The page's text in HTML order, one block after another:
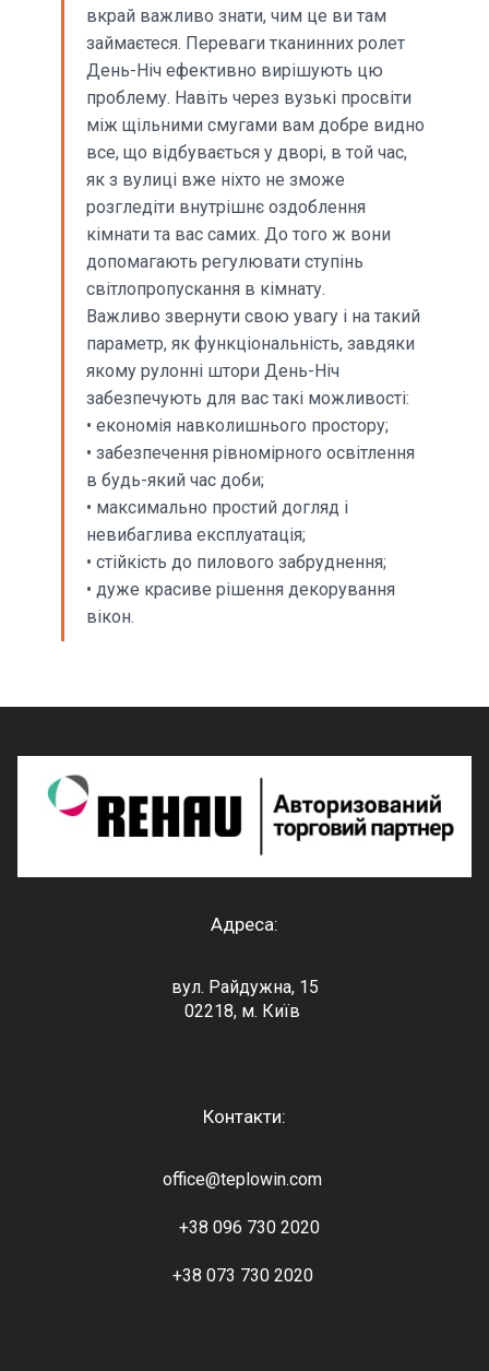
вкрай важливо знати, чим це ви там
займаєтеся. Переваги тканинних ролет
День-Ніч ефективно вирішують цю
проблему. Навіть через вузькі просвіти
між щільними смугами вам добре видно
все, що відбувається у дворі, в той час,
як з вулиці вже ніхто не зможе
розгледіти внутрішнє оздоблення
кімнати та вас самих. До того ж вони
допомагають регулювати ступінь
світлопропускання в кімнату.
Важливо звернути свою увагу і на такий
параметр, як функціональність, завдяки
якому рулонні штори День-Ніч
забезпечують для вас такі можливості:
• економія навколишнього простору;
• забезпечення рівномірного освітлення
в будь-який час доби;
• максимально простий догляд і
невибаглива експлуатація;
• стійкість до пилового забруднення;
• дуже красиве рішення декорування
вікон.
Адреса:
вул. Райдужна, 15
02218, м. Київ
Контакти:
office@teplowin.com
+38 096 730 2020
+38 073 730 2020